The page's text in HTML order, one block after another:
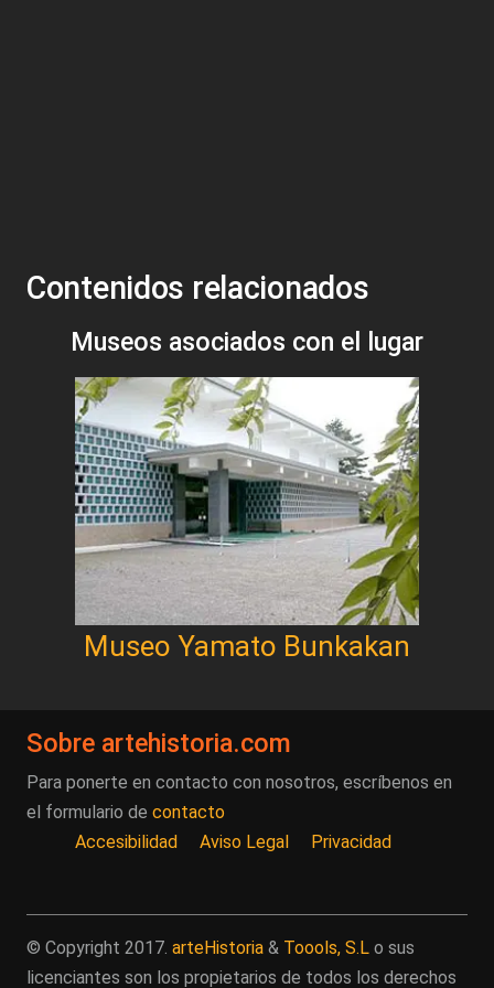
Contenidos relacionados
Museos asociados con el lugar
Museo Yamato Bunkakan
Sobre artehistoria.com
Para ponerte en contacto con nosotros, escríbenos en
el formulario de contacto
Accesibilidad
Aviso Legal Privacidad
© Copyright 2017. arteHistoria & Toools, S.L o sus
licenciantes son los propietarios de todos los derechos